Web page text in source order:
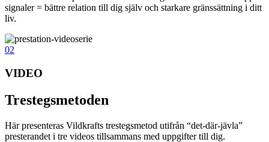
signaler = bättre relation till dig själv och starkare gränssättning i ditt
liv.
02
VIDEO
Trestegsmetoden
Här presenteras Vildkrafts trestegsmetod utifrån “det-där-jävla”
presterandet i tre videos tillsammans med uppgifter till dig.